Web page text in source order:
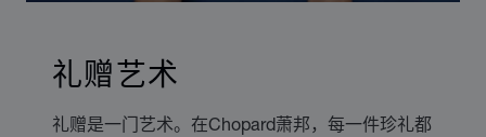
礼赠艺术
礼赠是一门艺术。在Chopard萧邦，每一件珍礼都